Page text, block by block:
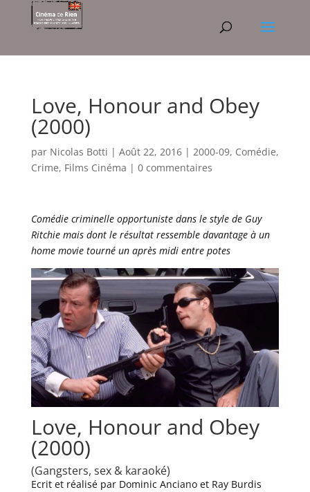
Love, Honour and Obey
(2000)
par Nicolas Botti | Août 22, 2016| 2000-09, Comédie,
Crime, Films Cinéma | 0 commentaires
Comédie criminelle opportuniste dans le style de Guy
Ritchie mais dont le résultat ressemble davantage à un
home movie tourné un après midi entre potes
Love, Honour and Obey
(2000)
(Gangsters, sex & karaoké)
Ecrit et réalisé par Dominic Anciano et Ray Burdis